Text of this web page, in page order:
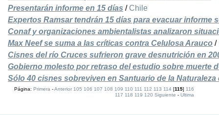
Presentarán informe en 15 días / Chile
Expertos Ramsar tendrán 15 días para evacuar informe
Conaf y organizaciones ambientalistas analizaron
Max Neef se suma a las críticas contra Celulosa Arauco /
Cisnes del río Cruces sufrieron grave desnutrición en
Gobierno molesto por retraso del estudio sobre muerte
Sólo 40 cisnes sobreviven en Santuario de la Naturaleza
Página:Primera -Anterior 105 106 107 108 109 110 111 112 113 114 [115]116
117 118 119 120 Siguiente -Ultima